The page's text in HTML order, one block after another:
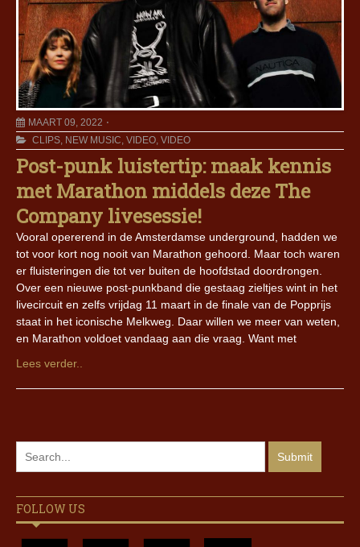
MAART 09, 2022
CLIPS, NEW MUSIC, VIDEO, VIDEO
Post-punk luistertip: maak kennis
met Marathon middels deze The
Company livesessie!
Vooral opererend in de Amsterdamse underground, hadden we
tot voor kort nog nooit van Marathon gehoord. Maar toch waren
er fluisteringen die tot ver buiten de hoofdstad doordrongen.
Over een nieuwe post-punkband die gestaag zieltjes wint in het
livecircuit en zelfs vrijdag 11 maart in de finale van de Popprijs
staat in het iconische Melkweg. Daar willen we meer van weten,
en Marathon voldoet vandaag aan die vraag. Want met
Lees verder..
FOLLOW US